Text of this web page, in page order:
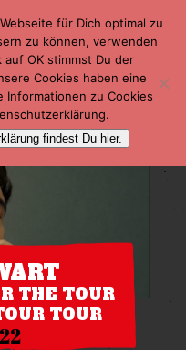
THE TOUR
TOUR
für Dich optimal zu
zu können, verwenden
OK stimmst Du der
Cookies haben eine
Informationen zu Cookies
findest Du hier.